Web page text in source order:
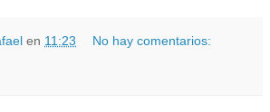
en 11:23 No hay comentarios: